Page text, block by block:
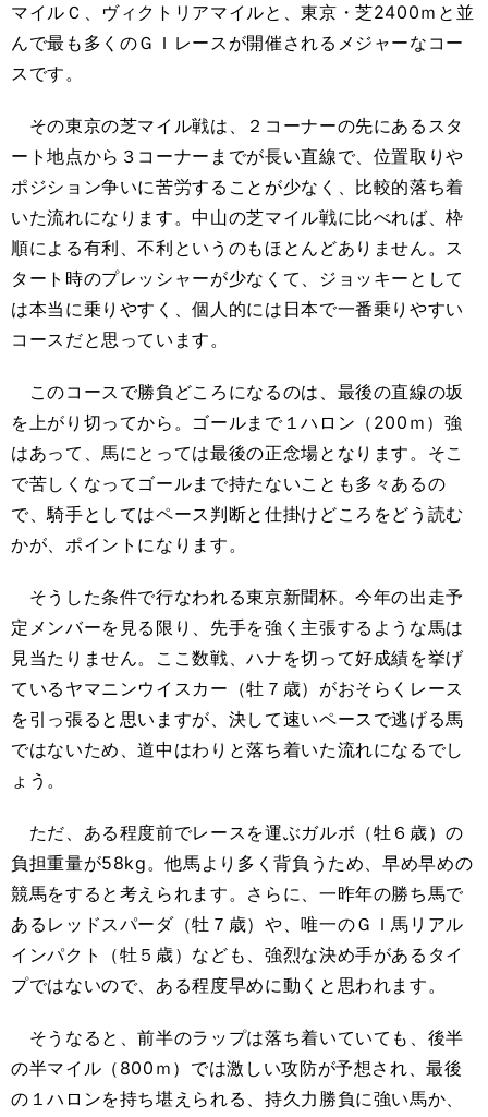
マイルＣ、ヴィクトリアマイルと、東京・芝2400ｍと並
んで最も多くのＧＩレースが開催されるメジャーなコー
スです。
その東京の芝マイル戦は、２コーナーの先にあるスタ
ート地点から３コーナーまでが長い直線で、位置取りや
ポジション争いに苦労することが少なく、比較的落ち着
いた流れになります。中山の芝マイル戦に比べれば、枠
順による有利、不利というのもほとんどありません。ス
タート時のプレッシャーが少なくて、ジョッキーとして
は本当に乗りやすく、個人的には日本で一番乗りやすい
コースだと思っています。
このコースで勝負どころになるのは、最後の直線の坂
を上がり切ってから。ゴールまで１ハロン（200ｍ）強
はあって、馬にとっては最後の正念場となります。そこ
で苦しくなってゴールまで持たないことも多々あるの
で、騎手としてはペース判断と仕掛けどころをどう読む
かが、ポイントになります。
そうした条件で行なわれる東京新聞杯。今年の出走予
定メンバーを見る限り、先手を強く主張するような馬は
見当たりません。ここ数戦、ハナを切って好成績を挙げ
ているヤマニンウイスカー（牡７歳）がおそらくレース
を引っ張ると思いますが、決して速いペースで逃げる馬
ではないため、道中はわりと落ち着いた流れになるでし
ょう。
ただ、ある程度前でレースを運ぶガルボ（牡６歳）の
負担重量が58kg。他馬より多く背負うため、早め早めの
競馬をすると考えられます。さらに、一昨年の勝ち馬で
あるレッドスパーダ（牡７歳）や、唯一のＧＩ馬リアル
インパクト（牡５歳）なども、強烈な決め手があるタイ
プではないので、ある程度早めに動くと思われます。
そうなると、前半のラップは落ち着いていても、後半
の半マイル（800ｍ）では激しい攻防が予想され、最後
の１ハロンを持ち堪えられる、持久力勝負に強い馬か、